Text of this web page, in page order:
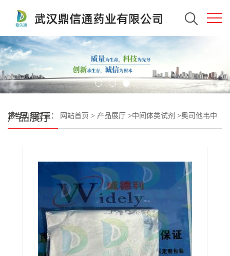
产品展厅
您当前的位置： 网站首页 > 产品展厅 >中间体类试剂 >奥司他韦中